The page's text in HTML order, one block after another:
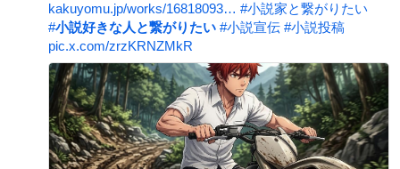
kakuyomu.jp/works/16818093… #小説家と繋がりたい
#小説好きな人と繋がりたい #小説宣伝 #小説投稿
pic.x.com/zrzKRNZMkR